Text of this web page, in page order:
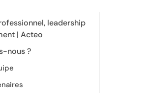
leadership
| Acteo
nous ?